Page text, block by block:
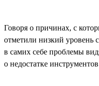
Говоря о причинах, с
отметили низкий уровень
в самих себе проблемы
о недостатке